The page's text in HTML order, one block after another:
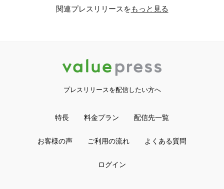
関連プレスリリースをもっと見る
プレスリリースを配信したい方へ
特長 料金プラン 配信先一覧
お客様の声 ご利用の流れ よくある質問
ログイン